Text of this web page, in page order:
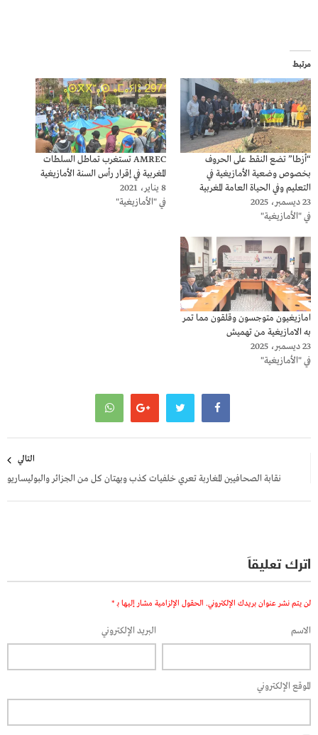
مرتبط
“أزطا” تضع النقط على الحروف
بخصوص وضعية الأمازيغية في
التعليم وفي الحياة العامة المغربية
23 ديسمبر، 2025
في "الأمازيغية"
AMREC تستغرب تماطل السلطات
المغربية في إقرار رأس السنة الأمازيغية
8 يناير، 2021
في "الأمازيغية"
امازيغيون متوجسون وقلقون مما تمر
به الامازيغية من تهميش
23 ديسمبر، 2025
في "الأمازيغية"
المقالات
التالي
نقابة الصحافيين المغاربة تعري خلفيات كذب وبهتان كل من الجزائر والبوليساريو
اترك تعليقاً
لن يتم نشر عنوان بريدك الإلكتروني. الحقول الإلزامية مشار إليها بـ *
الاسم البريد الإلكتروني
الموقع الإلكتروني